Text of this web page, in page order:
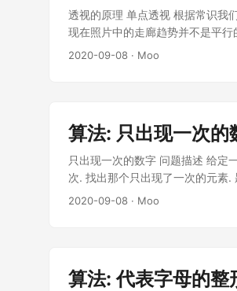
dic构建左右括号对应关系：key
度；建立栈 stack, 遍历字符串s
希表判断括号对应关系, 若 stack
透视的原理 单点透视 根据常识我
现在照片中的走廊趋势并不是平
终趋近于一点, 本文是探讨一下为
数一阶导数为
即最终L最终等于R(常数),
2020-09-08 · Moo
算法: 只出现一次的
只出现一次的数字 问题描述 给定
次. 找出那个只出现了一次的元
算法应该具有线性时间复杂度. 你
PyErr_BadInternalCall(); return -
2020-09-08 · Moo
算法: 代表字母的